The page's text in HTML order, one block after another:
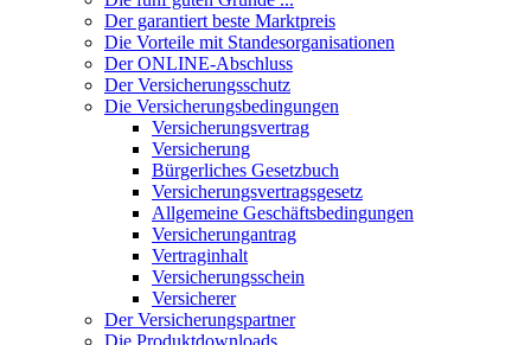
Der garantiert beste Marktpreis
Die Vorteile mit Standesorganisationen
Der ONLINE-Abschluss
Der Versicherungsschutz
Die Versicherungsbedingungen
Versicherungsvertrag
Versicherung
Bürgerliches Gesetzbuch
Versicherungsvertragsgesetz
Allgemeine Geschäftsbedingungen
Versicherungantrag
Vertraginhalt
Versicherungsschein
Versicherer
Der Versicherungspartner
Die Produktdownloads